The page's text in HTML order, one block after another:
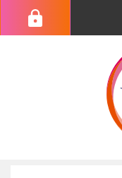
contenu
Menu
du